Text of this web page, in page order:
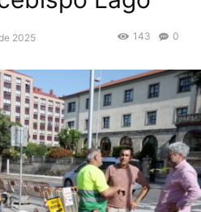
2025 0
143